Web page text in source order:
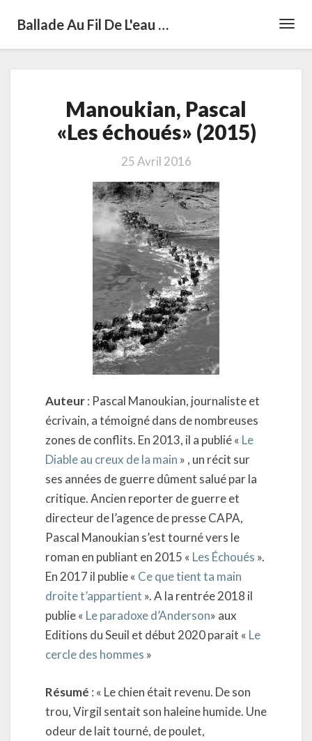
Ballade Au Fil De L'eau …
Pascal
«Les
échoués»
Manoukian, Pascal
«Les échoués» (2015)
25 Avril 2016
Auteur: Pascal Manoukian, journaliste et
écrivain, a témoigné dans de nombreuses
zones de conflits. En 2013, il a publié « Le
Diable au creux de la main » , un récit sur
ses années de guerre dûment salué par la
critique. Ancien reporter de guerre et
directeur de l’agence de presse CAPA,
Pascal Manoukian s’est tourné vers le
roman en publiant en 2015 « Les Échoués ».
En 2017 il publie « Ce que tient ta main
droite t’appartient ». A la rentrée 2018 il
publie « Le paradoxe d’Anderson» aux
Editions du Seuil et début 2020 parait « Le
cercle des hommes »
Résumé : « Le chien était revenu. De son
trou, Virgil sentait son haleine humide. Une
odeur de lait tourné, de poulet,